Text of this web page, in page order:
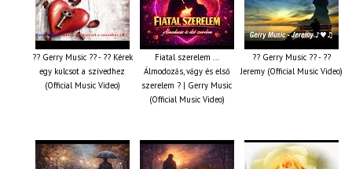
?? Gerry Music ?? - ?? Kérek
egy kulcsot a szívedhez
(Official Music Video)
Fiatal szerelem ...
Álmodozás, vágy és első
szerelem ? | Gerry Music
(Official Music Video)
?? Gerry Music ?? - ??
Jeremy (Official Music Video)